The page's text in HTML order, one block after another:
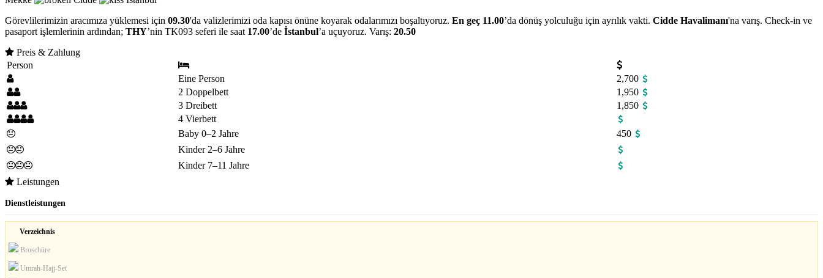
Görevlilerimizin aracımıza yüklemesi için 09.30'da valizlerimizi oda kapısı önüne koyarak odalarımızı boşaltıyoruz. En geç 11.00’da dönüş yolculuğu için ayrılık vakti. Cidde Havalimanı'na varış. Check-in ve
pasaport işlemlerinin ardından; THY’nin TK093 seferi ile saat 17.00’de İstanbul’a uçuyoruz. Varış: 20.50
Preis & Zahlung
Person
Eine Person
2,700
2 Doppelbett
1,950
3 Dreibett
1,850
4 Vierbett
Baby 0–2 Jahre
450
Kinder 2–6 Jahre
Kinder 7–11 Jahre
Leistungen
Dienstleistungen
Verzeichnis
Broschüre
Umrah-Hajj-Set